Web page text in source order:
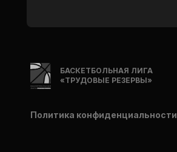
БАСКЕТБОЛЬНАЯ ЛИГА
«ТРУДОВЫЕ РЕЗЕРВЫ»
Политика конфиденциальности